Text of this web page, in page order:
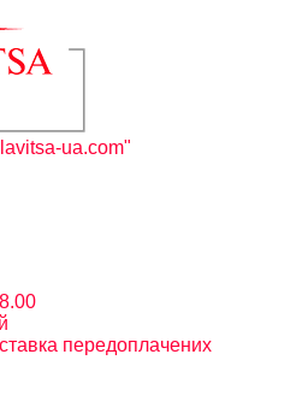
ua.com"
передоплачених